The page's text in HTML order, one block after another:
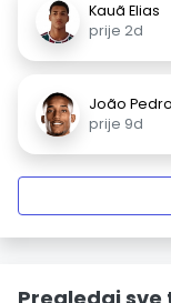
Kauã Elias
prije 2d
João Pedro
prije 9d